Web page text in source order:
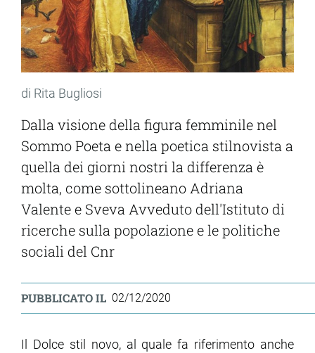
di Rita Bugliosi
Dalla visione della figura femminile nel
Sommo Poeta e nella poetica stilnovista a
quella dei giorni nostri la differenza è
molta, come sottolineano Adriana
Valente e Sveva Avveduto dell'Istituto di
ricerche sulla popolazione e le politiche
sociali del Cnr
PUBBLICATO IL 02/12/2020
Il Dolce stil novo, al quale fa riferimento anche